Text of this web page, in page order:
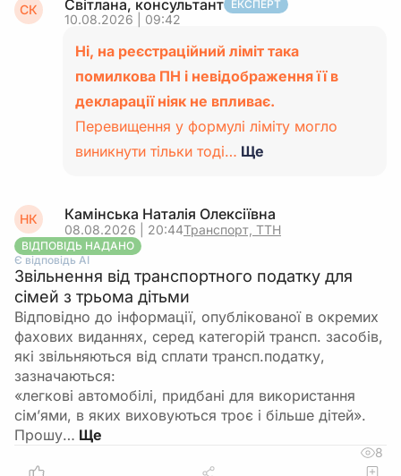
СК Світлана, консультант ЕКСПЕРТ
10.08.2026 | 09:42
Ні, на реєстраційний ліміт така
помилкова ПН і невідображення її в
декларації ніяк не впливає.
Перевищення у формулі ліміту могло
виникнути тільки тоді… Ще
НК Камінська Наталія Олексіївна
08.08.2026 | 20:44Транспорт, ТТН
ВІДПОВІДЬ НАДАНО
Є відповідь АІ
Звільнення від транспортного податку для
сімей з трьома дітьми
Відповідно до інформації, опублікованої в окремих
фахових виданнях, серед категорій трансп. засобів,
які звільняються від сплати трансп.податку,
зазначаються:
«легкові автомобілі, придбані для використання
сім’ями, в яких виховуються троє і більше дітей».
Прошу…
8